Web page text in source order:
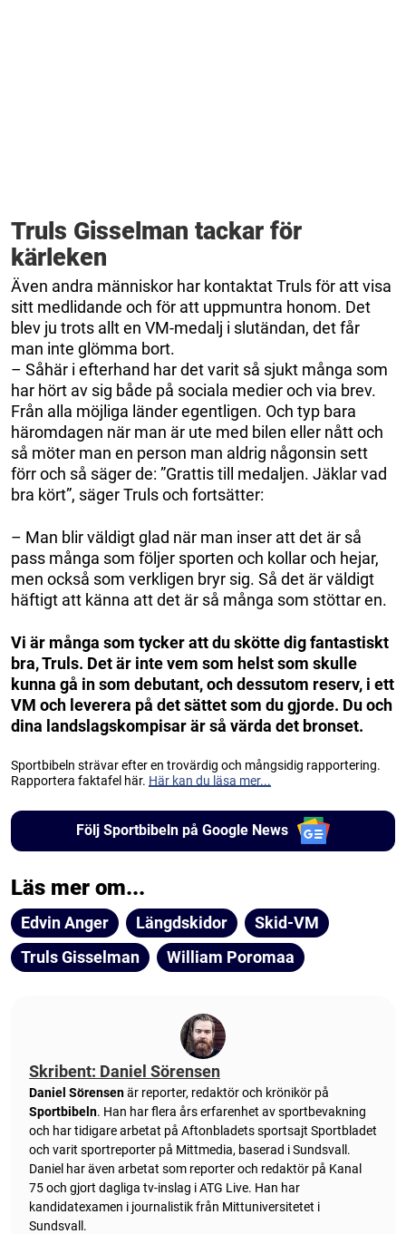
Truls Gisselman tackar för
kärleken
Även andra människor har kontaktat Truls för att visa
sitt medlidande och för att uppmuntra honom. Det
blev ju trots allt en VM-medalj i slutändan, det får
man inte glömma bort.
– Såhär i efterhand har det varit så sjukt många som
har hört av sig både på sociala medier och via brev.
Från alla möjliga länder egentligen. Och typ bara
häromdagen när man är ute med bilen eller nått och
så möter man en person man aldrig någonsin sett
förr och så säger de: ”Grattis till medaljen. Jäklar vad
bra kört”, säger Truls och fortsätter:
– Man blir väldigt glad när man inser att det är så
pass många som följer sporten och kollar och hejar,
men också som verkligen bryr sig. Så det är väldigt
häftigt att känna att det är så många som stöttar en.
Vi är många som tycker att du skötte dig fantastiskt
bra, Truls. Det är inte vem som helst som skulle
kunna gå in som debutant, och dessutom reserv, i ett
VM och leverera på det sättet som du gjorde. Du och
dina landslagskompisar är så värda det bronset.
Sportbibeln strävar efter en trovärdig och mångsidig rapportering.
Rapportera faktafel här. Här kan du läsa mer...
Följ Sportbibeln på Google News
Läs mer om...
Edvin Anger Längdskidor
Skid-VM
Truls Gisselman
William Poromaa
Skribent: Daniel Sörensen
Daniel Sörensenär reporter, redaktör och krönikör på
Sportbibeln. Han har flera års erfarenhet av sportbevakning
och har tidigare arbetat på Aftonbladets sportsajt Sportbladet
och varit sportreporter på Mittmedia, baserad i Sundsvall.
Daniel har även arbetat som reporter och redaktör på Kanal
75 och gjort dagliga tv-inslag i ATG Live. Han har
kandidatexamen i journalistik från Mittuniversitetet i
Sundsvall.